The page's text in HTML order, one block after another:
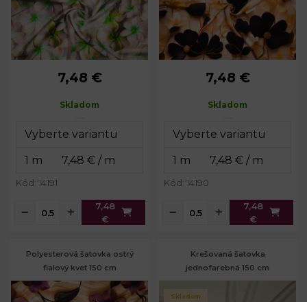
7,48 €
Skladom
Kód: 14191
7,48
€
7,48 €
Skladom
Kód: 14190
7,48
€
Polyesterová šatovka ostrý
fialový kvet 150 cm
Krešovaná šatovka
jednofarebná 150 cm
Skladom